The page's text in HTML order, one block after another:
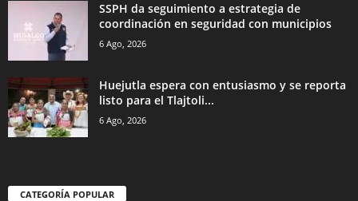
SSPH da seguimiento a estrategia de
coordinación en seguridad con municipios
6 Ago, 2026
Huejutla espera con entusiasmo y se reporta
listo para el Tlajtoli...
6 Ago, 2026
CATEGORÍA POPULAR